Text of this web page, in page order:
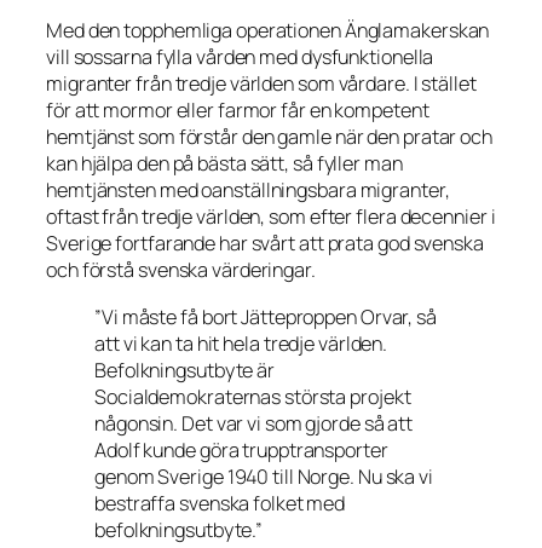
Med den topphemliga operationen Änglamakerskan
vill sossarna fylla vården med dysfunktionella
migranter från tredje världen som vårdare. I stället
för att mormor eller farmor får en kompetent
hemtjänst som förstår den gamle när den pratar och
kan hjälpa den på bästa sätt, så fyller man
hemtjänsten med oanställningsbara migranter,
oftast från tredje världen, som efter flera decennier i
Sverige fortfarande har svårt att prata god svenska
och förstå svenska värderingar.
”Vi måste få bort Jätteproppen Orvar, så
att vi kan ta hit hela tredje världen.
Befolkningsutbyte är
Socialdemokraternas största projekt
någonsin. Det var vi som gjorde så att
Adolf kunde göra trupptransporter
genom Sverige 1940 till Norge. Nu ska vi
bestraffa svenska folket med
befolkningsutbyte.”